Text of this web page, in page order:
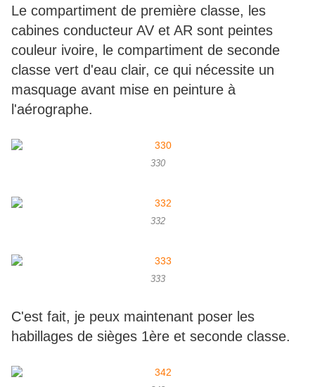
Le compartiment de première classe, les
cabines conducteur AV et AR sont peintes
couleur ivoire, le compartiment de seconde
classe vert d'eau clair, ce qui nécessite un
masquage avant mise en peinture à
l'aérographe.
330
332
333
C'est fait, je peux maintenant poser les
habillages de sièges 1ère et seconde classe.